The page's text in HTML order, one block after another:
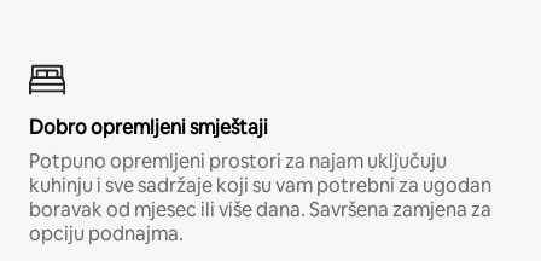
Dobro opremljeni smještaji
Potpuno opremljeni prostori za najam uključuju
kuhinju i sve sadržaje koji su vam potrebni za ugodan
boravak od mjesec ili više dana. Savršena zamjena za
opciju podnajma.